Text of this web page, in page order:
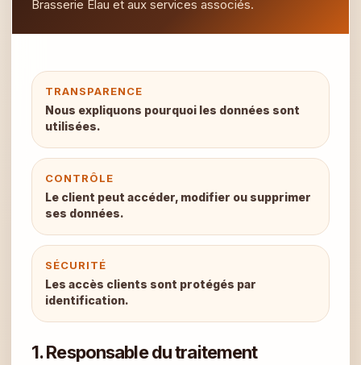
Brasserie Elau et aux services associés.
TRANSPARENCE
Nous expliquons pourquoi les données sont
utilisées.
CONTRÔLE
Le client peut accéder, modifier ou supprimer
ses données.
SÉCURITÉ
Les accès clients sont protégés par
identification.
1. Responsable du traitement